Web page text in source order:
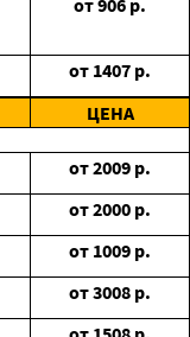
от906 р.
от 1407 р.
ЦЕНА
от2009 р.
от2000 р.
от 1009 р.
от3008 р.